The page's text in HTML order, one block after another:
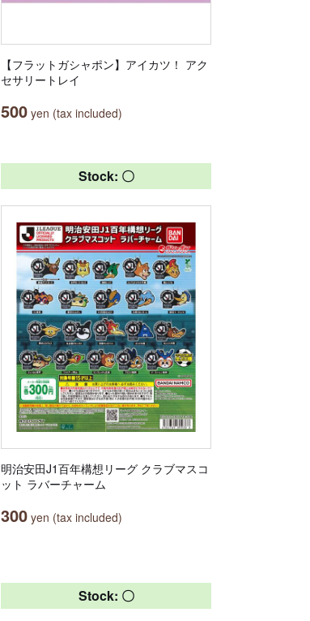
【フラットガシャポン】アイカツ！ アク
セサリートレイ
500 yen (tax included)
Stock: 〇
明治安田J1百年構想リーグ クラブマスコ
ット ラバーチャーム
300 yen (tax included)
Stock: 〇